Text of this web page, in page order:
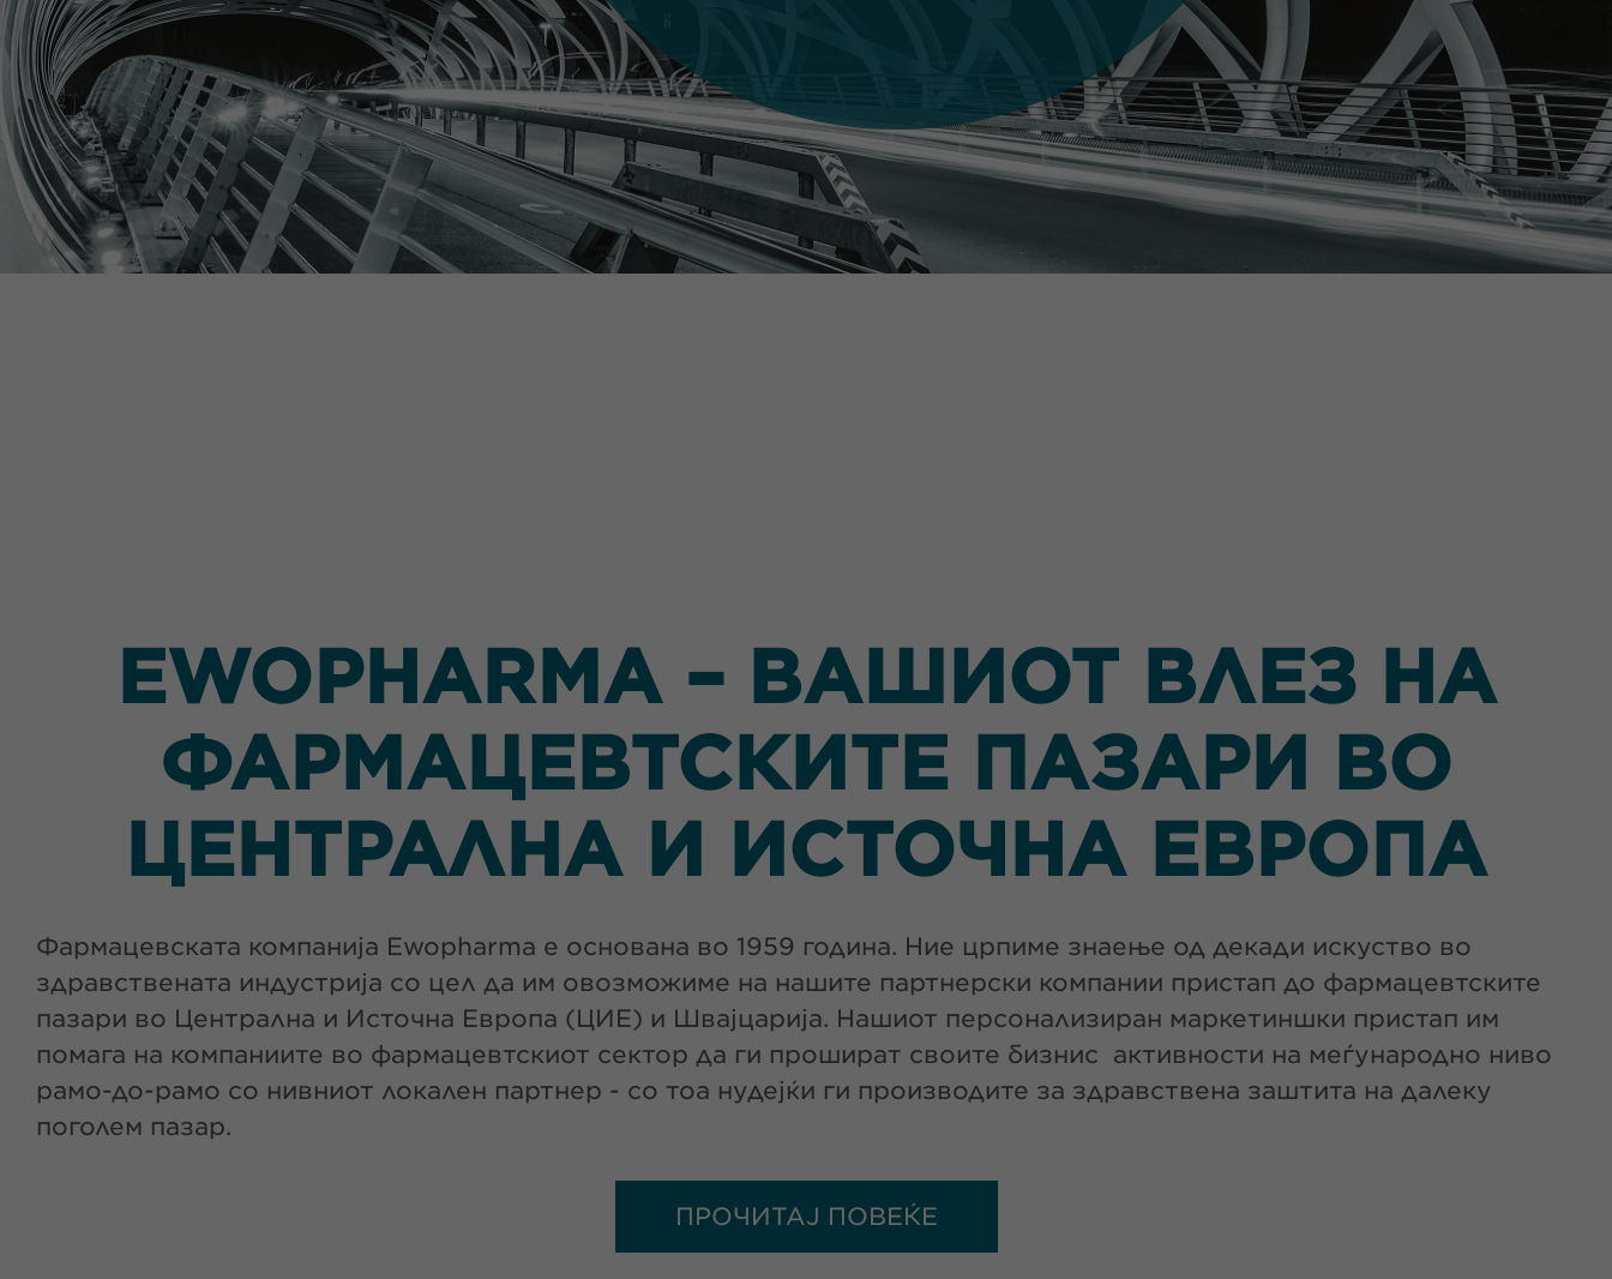
EWOPHARMA – ВАШИОТ ВЛЕЗ НА
ФАРМАЦЕВТСКИТЕ ПАЗАРИ ВО
ЦЕНТРАЛНА И ИСТОЧНА ЕВРОПА
Фармацевската компанија Ewopharma е основана во 1959 година. Ние црпиме знаење од декади искуство во
здравствената индустрија со цел да им овозможиме на нашите партнерски компании пристап до фармацевтските
пазари во Централна и Источна Европа (ЦИЕ) и Швајцарија. Нашиот персонализиран маркетиншки пристап им
помага на компаниите во фармацевтскиот сектор да ги прошират своите бизнис активности на меѓународно ниво
рамо-до-рамо со нивниот локален партнер - со тоа нудејќи ги производите за здравствена заштита на далеку
поголем пазар.
ПРОЧИТАЈ ПОВЕЌЕ